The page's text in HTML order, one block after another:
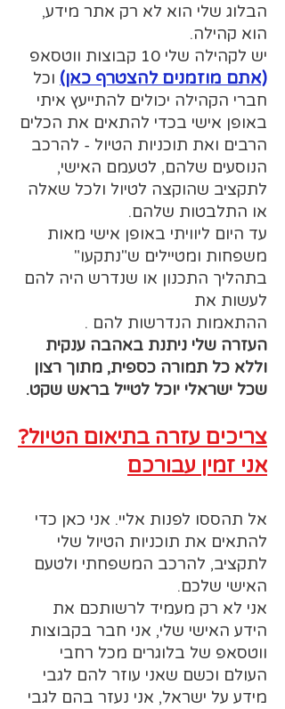
הבלוג שלי הוא לא רק אתר מידע,
הוא קהילה.
יש לקהילה שלי 10 קבוצות ווטסאפ
(אתם מוזמנים להצטרף כאן) וכל
חברי הקהילה יכולים להתייעץ איתי
באופן אישי בכדי להתאים את הכלים
הרבים ואת תוכניות הטיול - להרכב
הנוסעים שלהם, לטעמם האישי,
לתקציב שהוקצה לטיול ולכל שאלה
או התלבטות שלהם.
עד היום ליוויתי באופן אישי מאות
משפחות ומטיילים ש"נתקעו"
בתהליך התכנון או שנדרש היה להם
לעשות את
ההתאמות הנדרשות להם .
העזרה שלי ניתנת באהבה ענקית
וללא כל תמורה כספית, מתוך רצון
שכל ישראלי יוכל לטייל בראש שקט.
צריכים עזרה בתיאום הטיול?
אני זמין עבורכם
אל תהססו לפנות אליי. אני כאן כדי
להתאים את תוכניות הטיול שלי
לתקציב, להרכב המשפחתי ולטעם
האישי שלכם.
אני לא רק מעמיד לרשותכם את
הידע האישי שלי, אני חבר בקבוצות
ווטסאפ של בלוגרים מכל רחבי
העולם וכשם שאני עוזר להם לגבי
מידע על ישראל, אני נעזר בהם לגבי